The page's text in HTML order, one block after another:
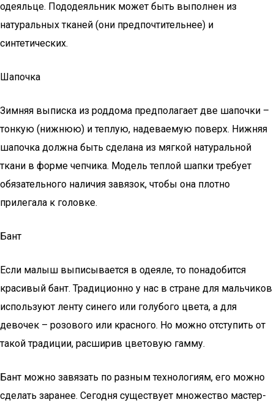
одеяльце. Пододеяльник может быть выполнен из
натуральных тканей (они предпочтительнее) и
синтетических.
Шапочка
Зимняя выписка из роддома предполагает две шапочки –
тонкую (нижнюю) и теплую, надеваемую поверх. Нижняя
шапочка должна быть сделана из мягкой натуральной
ткани в форме чепчика. Модель теплой шапки требует
обязательного наличия завязок, чтобы она плотно
прилегала к головке.
Бант
Если малыш выписывается в одеяле, то понадобится
красивый бант. Традиционно у нас в стране для мальчиков
используют ленту синего или голубого цвета, а для
девочек – розового или красного. Но можно отступить от
такой традиции, расширив цветовую гамму.
Бант можно завязать по разным технологиям, его можно
сделать заранее. Сегодня существует множество мастер-